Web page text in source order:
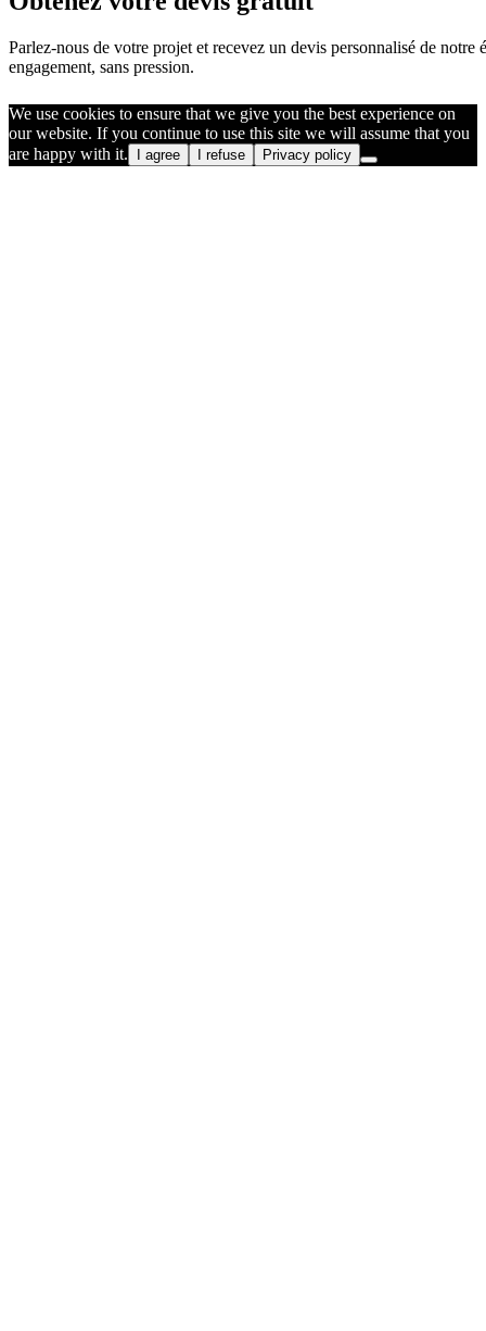
Parlez-nous de votre projet et recevez un devis personnalisé de notre
engagement, sans pression.
We use cookies to ensure that we give you the best experience on
our website. If you continue to use this site we will assume that you
are happy with it.
I agree I refuse Privacy policy